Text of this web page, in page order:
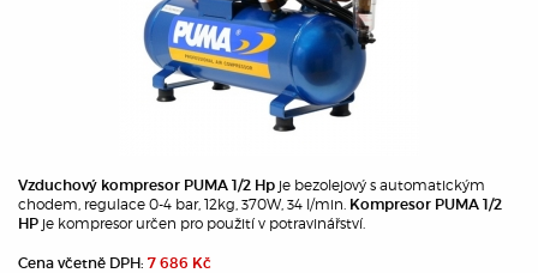
Vzduchový kompresor PUMA 1/2 Hp je bezolejový s automatickým
chodem, regulace 0-4 bar, 12kg, 370W, 34 l/min. Kompresor PUMA 1/2
HP je kompresor určen pro použití v potravinářství.
Cena včetně DPH: 7 686 Kč